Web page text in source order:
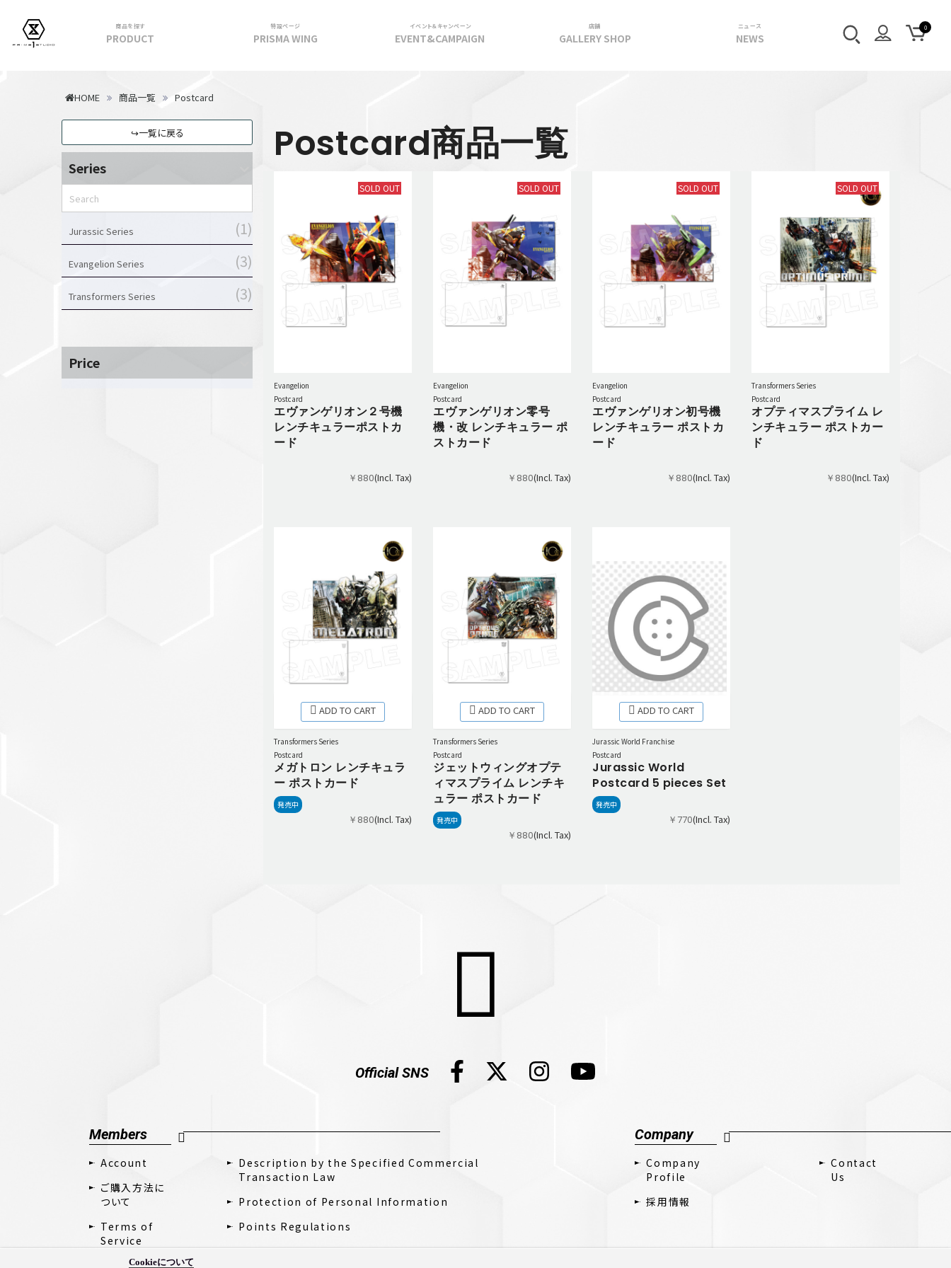
Cookieについて
商品を探す
PRODUCT
PRIME 1 STATUE
PRIME COLLECTIBLE FIGURE
アパレル
特設ページ
PRISMA WING
イベント＆キャンペーン
EVENT&CAMPAIGN
店舗
GALLERY SHOP
ニュース
NEWS
HOME 商品一覧 Postcard
Postcard商品一覧
SOLD OUT
Evangelion
Postcard
エヴァンゲリオン２号機
レンチキュラーポストカ
ード
￥880(Incl. Tax)
SOLD OUT
Evangelion
Postcard
エヴァンゲリオン零号
機・改 レンチキュラー ポ
ストカード
￥880(Incl. Tax)
SOLD OUT
Evangelion
Postcard
エヴァンゲリオン初号機
レンチキュラー ポストカ
ード
￥880(Incl. Tax)
SOLD OUT
Transformers Series
Postcard
オプティマスプライム レ
ンチキュラー ポストカー
ド
￥880(Incl. Tax)
ADD TO CART
Transformers Series
Postcard
メガトロン レンチキュラ
ー ポストカード
発売中
￥880(Incl. Tax)
ADD TO CART
Transformers Series
Postcard
ジェットウィングオプテ
ィマスプライム レンチキ
ュラー ポストカード
発売中
￥880(Incl. Tax)
ADD TO CART
Jurassic World Franchise
Postcard
Jurassic World
Postcard 5 pieces Set
発売中
￥770(Incl. Tax)
↪一覧に戻る
Series
Jurassic Series 1
Evangelion Series 3
Transformers Series 3
Price
Official SNS
Members
Account
ご購入方法に
ついて
Terms of
Service
Description by the Specified Commercial
Transaction Law
Protection of Personal Information
Points Regulations
Company
Company
Profile
採用情報
Contact
Us